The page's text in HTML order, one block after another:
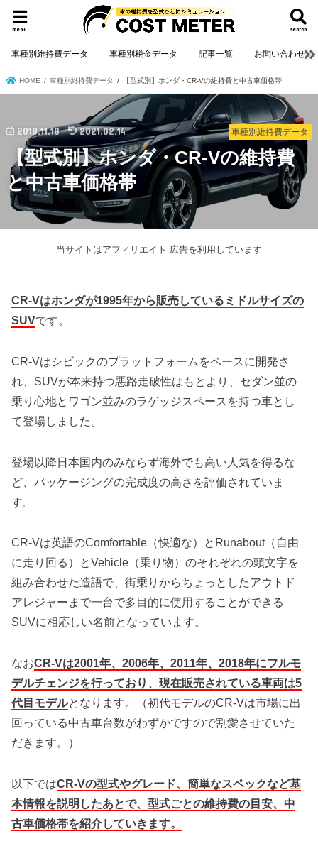
search
menu
車種別維持費データ 車種別税金データ 記事一覧 お問い合わせ
HOME 車種別維持費データ 【型式別】ホンダ・CR-Vの維持費と中古車価格帯
車種別維持費データ
2018.11.18 2021.02.14
【型式別】ホンダ・CR-Vの維持費
と中古車価格帯
当サイトはアフィリエイト 広告を利用しています
CR-Vはホンダが1995年から販売しているミドルサイズの
SUVです。
CR-Vはシビックのプラットフォームをベースに開発さ
れ、SUVが本来持つ悪路走破性はもとより、セダン並の
乗り心地とワゴン並みのラゲッジスペースを持つ車とし
て登場しました。
登場以降日本国内のみならず海外でも高い人気を得るな
ど、パッケージングの完成度の高さを評価されていま
す。
CR-Vは英語のComfortable（快適な）とRunabout（自由
に走り回る）とVehicle（乗り物）のそれぞれの頭文字を
組み合わせた造語で、街乗りからちょっとしたアウトド
アレジャーまで一台で多目的に使用することができる
SUVに相応しい名前となっています。
なおCR-Vは2001年、2006年、2011年、2018年にフルモ
デルチェンジを行っており、現在販売されている車両は5
代目モデルとなります。（初代モデルのCR-Vは市場に出
回っている中古車台数がわずかですので割愛させていた
だきます。）
以下ではCR-Vの型式やグレード、簡単なスペックなど基
本情報を説明したあとで、型式ごとの維持費の目安、中
古車価格帯を紹介していきます。